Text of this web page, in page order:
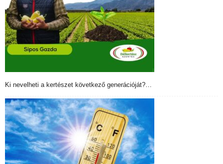
Ki nevelheti a kertészet következő generációját?…